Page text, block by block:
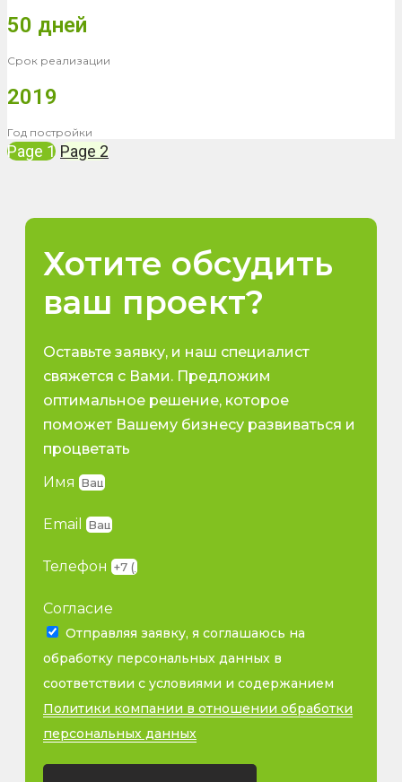
50 дней
Срок реализации
2019
Год постройки
Page 1 Page 2
Хотите обсудить
ваш проект?
Оставьте заявку, и наш специалист
свяжется с Вами. Предложим
оптимальное решение, которое
поможет Вашему бизнесу развиваться и
процветать
Имя
Email
Телефон
Согласие
Отправляя заявку, я соглашаюсь на
обработку персональных данных в
соответствии с условиями и содержанием
Политики компании в отношении обработки
персональных данных